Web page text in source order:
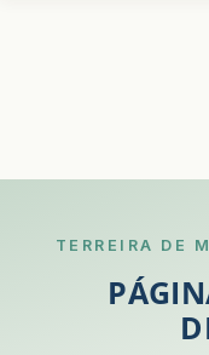
TERREIRA DE